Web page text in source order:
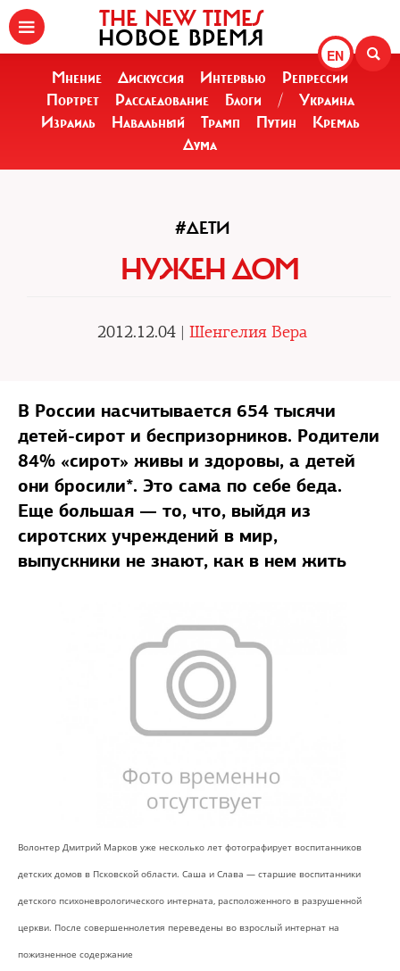
EN
THE NEW TIMES
НОВОЕ ВРЕМЯ
Мнение Дискуссия Интервью
Репрессии
Портрет
Расследование Блоги /
Украина
Израиль
Навальный Трамп Путин
Кремль
Дума
#ДЕТИ
НУЖЕН ДОМ
2012.12.04 | Шенгелия Вера
В России насчитывается 654 тысячи
детей-сирот и беспризорников. Родители
84% «сирот» живы и здоровы, а детей
они бросили*. Это сама по себе беда.
Еще большая — то, что, выйдя из
сиротских учреждений в мир,
выпускники не знают, как в нем жить
Волонтер Дмитрий Марков уже несколько лет фотографирует воспитанников
детских домов в Псковской области. Саша и Слава — старшие воспитанники
детского психоневрологического интерната, расположенного в разрушенной
церкви. После совершеннолетия переведены во взрослый интернат на
пожизненное содержание